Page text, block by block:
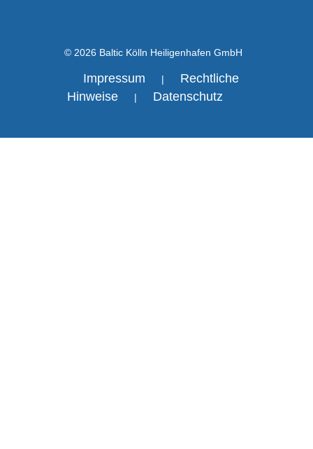
© 2026 Baltic Kölln Heiligenhafen GmbH
Impressum |
Rechtliche
Hinweise
| Datenschutz